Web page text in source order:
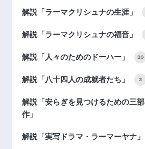
解説「ラーマクリシュナの生涯」
解説「ラーマクリシュナの福音」
解説「人々のためのドーハー」 20
解説「八十四人の成就者たち」 3
解説「安らぎを見つけるための三部
作」
解説「実写ドラマ・ラーマーヤナ」